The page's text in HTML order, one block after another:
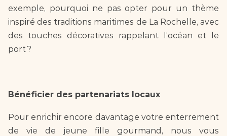
exemple, pourquoi ne pas opter pour un thème
inspiré des traditions maritimes de La Rochelle, avec
des touches décoratives rappelant l’océan et le
port ?
Bénéficier des partenariats locaux
Pour enrichir encore davantage votre enterrement
de vie de jeune fille gourmand, nous vous